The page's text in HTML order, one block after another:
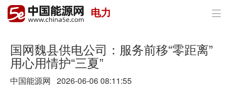
政策与经济
电力 
国网魏县供电公司：服务前移“零距离”
用心用情护“三夏”
中国能源网 2026-06-06 08:11:55